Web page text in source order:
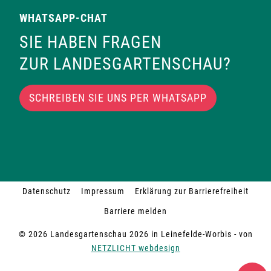
WHATSAPP-CHAT
SIE HABEN FRAGEN
ZUR LANDESGARTENSCHAU?
SCHREIBEN SIE UNS PER WHATSAPP
© 2026 Landesgartenschau 2026 in Leinefelde-Worbis - von
NETZLICHT webdesign
Datenschutz Impressum
Erklärung zur Barrierefreiheit
Barriere melden